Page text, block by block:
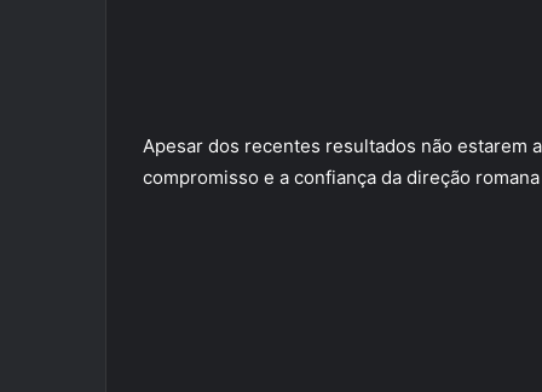
Apesar dos recentes resultados não estarem
compromisso e a confiança da direção